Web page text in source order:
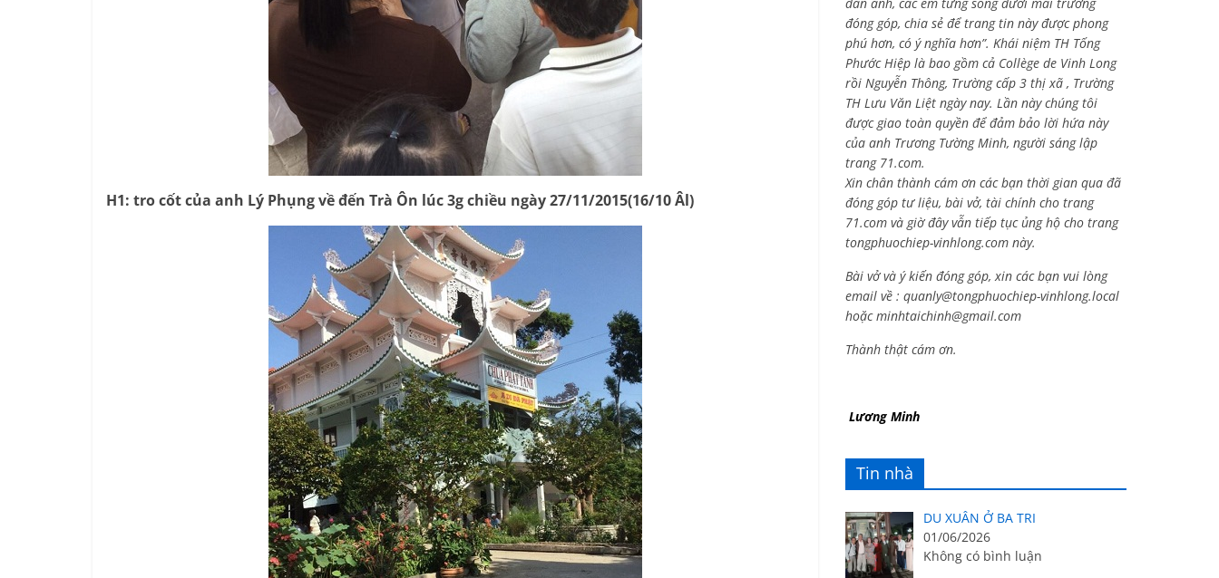
H1: tro cốt của anh Lý Phụng về đến Trà Ôn lúc 3g chiều ngày 27/11/2015(16/10 Âl)
đóng góp, chia sẻ để trang tin này được phong
phú hơn, có ý nghĩa hơn”. Khái niệm TH Tống
Phước Hiệp là bao gồm cả Collège de Vinh Long
rồi Nguyễn Thông, Trường cấp 3 thị xã , Trường
TH Lưu Văn Liệt ngày nay. Lần này chúng tôi
được giao toàn quyền để đảm bảo lời hứa này
của anh Trương Tường Minh, người sáng lập
trang 71.com.
Xin chân thành cám ơn các bạn thời gian qua đã
đóng góp tư liệu, bài vở, tài chính cho trang
71.com và giờ đây vẫn tiếp tục ủng hộ cho trang
tongphuochiep-vinhlong.com này.
Bài vở và ý kiến đóng góp, xin các bạn vui lòng
email về : quanly@tongphuochiep-vinhlong.local
hoặcminhtaichinh@gmail.com
Thành thật cám ơn.
Lương Minh
Tin nhà
DU XUÂN Ở BA TRI
01/06/2026
Không có bình luận